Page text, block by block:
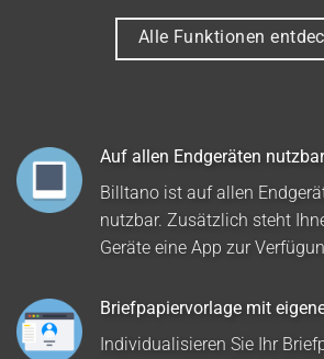
Alle Funktionen
Auf allen Endgeräten nutzbar
Billtano ist auf allen
nutzbar. Zusätzlich steht
Geräte eine App zur
Briefpapiervorlage mit
Individualisieren Sie Ihr